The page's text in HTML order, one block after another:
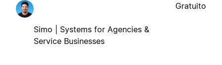
Simo | Systems for Agencies &
Service Businesses
Gratuito